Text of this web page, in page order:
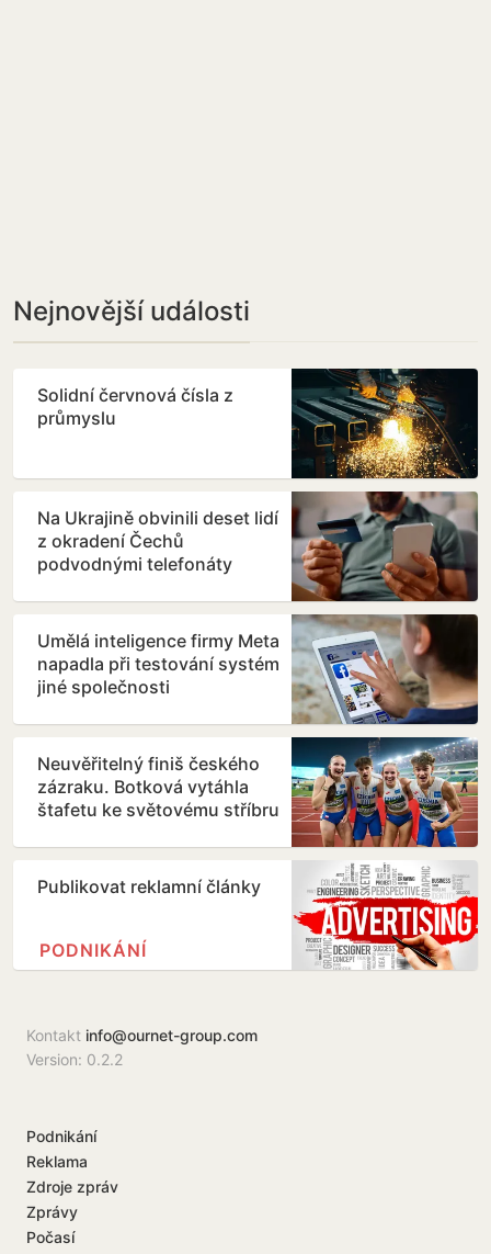
Nejnovější události
Solidní červnová čísla z
průmyslu
Na Ukrajině obvinili deset lidí
z okradení Čechů
podvodnými telefonáty
Umělá inteligence firmy Meta
napadla při testování systém
jiné společnosti
Neuvěřitelný finiš českého
zázraku. Botková vytáhla
štafetu ke světovému stříbru
Publikovat reklamní články
PODNIKÁNÍ
Kontakt info@ournet-group.com
Version: 0.2.2
Podnikání
Reklama
Zdroje zpráv
Zprávy
Počasí